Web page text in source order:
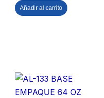
Añadir al carrito